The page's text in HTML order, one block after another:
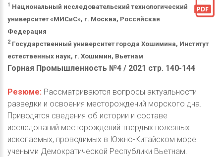
1 Национальный исследовательский технологический
университет «МИСиС», г. Москва, Российская
Федерация
2 Государственный университет города Хошимина, Институт
естественных наук, г. Хошимин, Вьетнам
Горная Промышленность №4 / 2021 стр. 140-144
Резюме: Рассматриваются вопросы актуальности
разведки и освоения месторождений морского дна.
Приводятся сведения об истории и составе
исследований месторождений твердых полезных
ископаемых, проводимых в Южно-Китайском море
учеными Демократической Республики Вьетнам.